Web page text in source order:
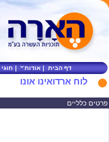
דף הבית אודות
לוח ארדואינו אונו
פרטים כלליים